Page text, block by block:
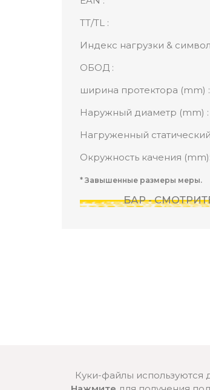
TT/TL :
Индекс нагрузки &
ОБОД :
ширина протектора (mm) :
Наружный диаметр (mm) :
Нагруженный
Окружность качения (mm):
* Завышенные размеры меры.
БАР -
Куки-файлы используются